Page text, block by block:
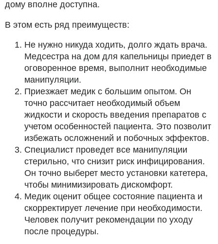
дому вполне доступна.
В этом есть ряд преимуществ:
Не нужно никуда ходить, долго ждать врача.
Медсестра на дом для капельницы приедет в
оговоренное время, выполнит необходимые
манипуляции.
Приезжает медик с большим опытом. Он
точно рассчитает необходимый объем
жидкости и скорость введения препаратов с
учетом особенностей пациента. Это позволит
избежать осложнений и побочных эффектов.
Специалист проведет все манипуляции
стерильно, что снизит риск инфицирования.
Он точно выберет место установки катетера,
чтобы минимизировать дискомфорт.
Медик оценит общее состояние пациента и
скорректирует лечение при необходимости.
Человек получит рекомендации по уходу
после процедуры.